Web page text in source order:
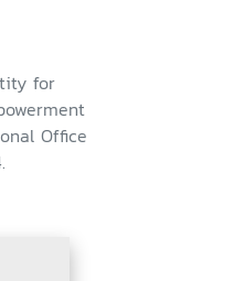
for
Office